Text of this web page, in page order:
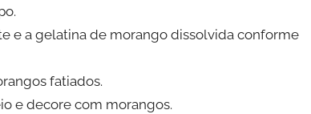
e a gelatina de morango dissolvida conforme
fatiados.
e decore com morangos.